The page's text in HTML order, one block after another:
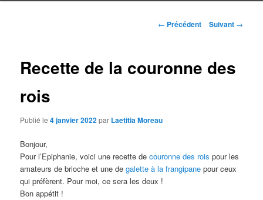
Navigation
← Précédent Suivant →
Recette de la couronne des
rois
Publié le4 janvier 2022par Laetitia Moreau
Bonjour,
Pour l’Epiphanie, voici une recette decouronne des rois pour les
amateurs de brioche et une degalette à la frangipane pour ceux
qui préfèrent. Pour moi, ce sera les deux !
Bon appétit !